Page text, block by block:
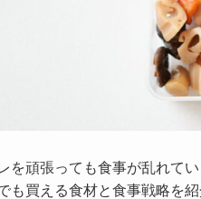
を頑張っても食事が乱れて
も買える食材と食事戦略を紹